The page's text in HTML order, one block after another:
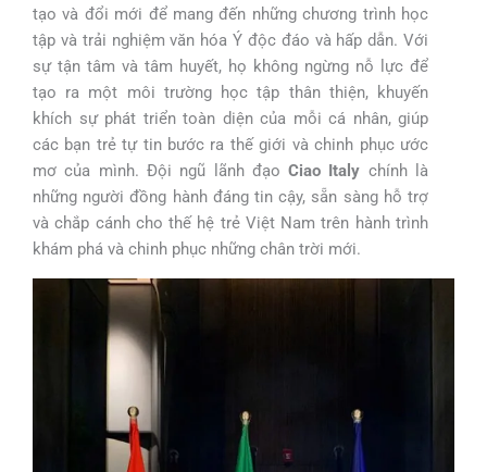
tạo và đổi mới để mang đến những chương trình học
tập và trải nghiệm văn hóa Ý độc đáo và hấp dẫn. Với
sự tận tâm và tâm huyết, họ không ngừng nỗ lực để
tạo ra một môi trường học tập thân thiện, khuyến
khích sự phát triển toàn diện của mỗi cá nhân, giúp
các bạn trẻ tự tin bước ra thế giới và chinh phục ước
mơ của mình. Đội ngũ lãnh đạoCiao Italy chính là
những người đồng hành đáng tin cậy, sẵn sàng hỗ trợ
và chắp cánh cho thế hệ trẻ Việt Nam trên hành trình
khám phá và chinh phục những chân trời mới.